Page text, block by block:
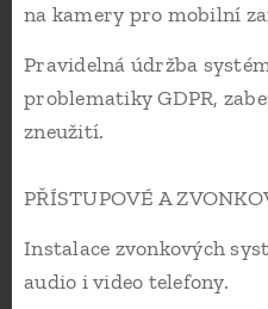
na kamery pro mobilní
Pravidelná údržba
problematiky GDPR,
zneužití.
PŘÍSTUPOVÉ A
Instalace zvonkových
audio i video telefony.